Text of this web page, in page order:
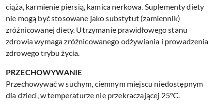
ciąża, karmienie piersią, kamica nerkowa. Suplementy diety
nie mogą być stosowane jako substytut (zamiennik)
zróżnicowanej diety. Utrzymanie prawidłowego stanu
zdrowia wymaga zróżnicowanego odżywiania i prowadzenia
zdrowego trybu życia.
PRZECHOWYWANIE
Przechowywać w suchym, ciemnym miejscu niedostępnym
dla dzieci, w temperaturze nie przekraczającej 25°C.